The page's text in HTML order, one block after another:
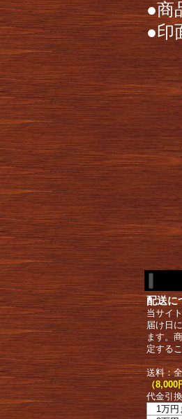
●商
●印
配送に
当サイ
届け日
ます。
定する
送料：
（8,000
代金引
1万円